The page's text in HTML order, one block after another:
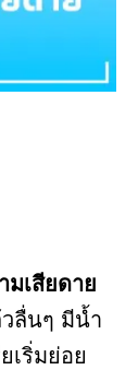
เสียดาย
ลื่นๆ มีน้ำ
เริ่มย่อย